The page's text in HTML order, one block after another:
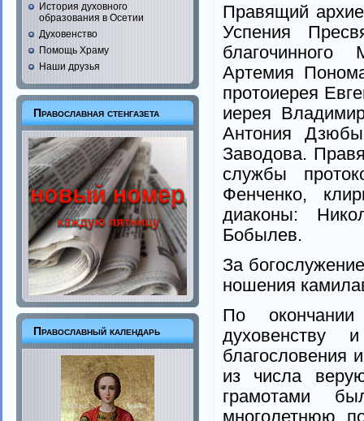
История духовного
образования в Осетии
Духовенство
Помощь Храму
Наши друзья
Православная стенгазета
Православный календарь
Правящий
Успения
благочинного
Артемия
протоиерея
иерея
Антония
Заводова.
службы
Фенченко,
диаконы:
Бобылев.
За
ношения
По
духовенству
благословения
из числа
грамотами
многолетнюю